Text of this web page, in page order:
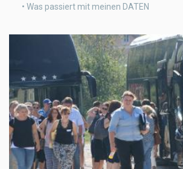
• Was passiert mit meinen DATEN